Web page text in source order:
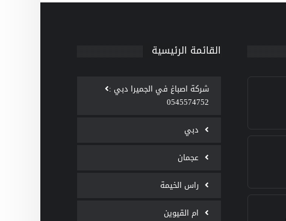
القائمة الرئيسية
‫شركة اصباغ في الجميرا دبي :
0545574752
دبي
عجمان
راس الخيمة
ام القيوين